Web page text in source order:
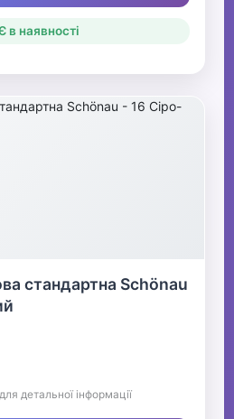
в наявності
стандартна Schönau
детальної інформації